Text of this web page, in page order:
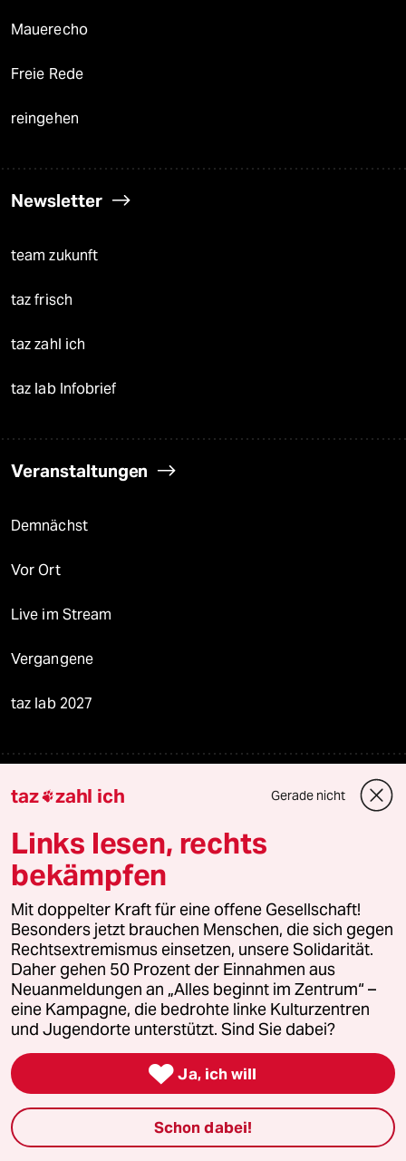
Mauerecho
Freie Rede
reingehen
Newsletter
team zukunft
taz frisch
taz zahl ich
taz lab Infobrief
Veranstaltungen
Demnächst
Vor Ort
Live im Stream
Vergangene
taz lab 2027
Mehr taz Lesestoff
taz Blogs
taz FUTURZWEI
Le Monde diplomatique
taz Archiv
Mehr taz Angebote
Reisen
taz zahl ich Gerade nicht
Links lesen, rechts
bekämpfen
Mit doppelter Kraft für eine offene Gesellschaft!
Besonders jetzt brauchen Menschen, die sich gegen
Rechtsextremismus einsetzen, unsere Solidarität.
Daher gehen 50 Prozent der Einnahmen aus
Neuanmeldungen an „Alles beginnt im Zentrum“ –
eine Kampagne, die bedrohte linke Kulturzentren
und Jugendorte unterstützt. Sind Sie dabei?
 Ja, ich will
Schon dabei!